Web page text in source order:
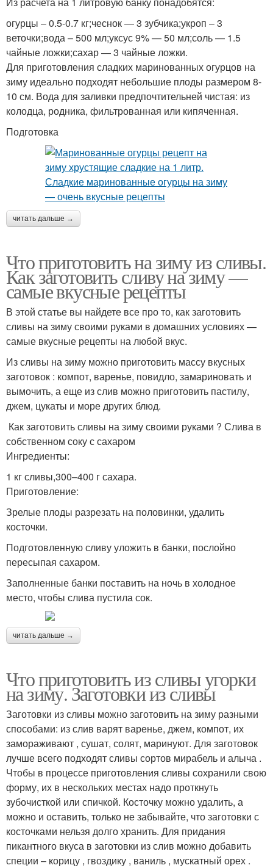
огурцы – 0.5-0.7 кг;чеснок — 3 зубчика;укроп – 3
веточки;вода – 500 мл;уксус 9% — 50 мл;соль — 1.5
чайные ложки;сахар — 3 чайные ложки.
Для приготовления сладких маринованных огурцов на
зиму идеально подходят небольшие плоды размером 8-
10 см. Вода для заливки предпочтительней чистая: из
колодца, родника, фильтрованная или кипяченная.
Подготовка
читать дальше →
Что приготовить на зиму из сливы.
Как заготовить сливу на зиму —
самые вкусные рецепты
В этой статье вы найдете все про то, как заготовить
сливы на зиму своими руками в домашних условиях —
самые вкусные рецепты на любой вкус.
Из сливы на зиму можно приготовить массу вкусных
заготовок : компот, варенье, повидло, замариновать и
вымочить, а еще из слив можно приготовить пастилу,
джем, цукаты и море других блюд.
Как заготовить сливы на зиму своими руками ? Слива в
собственном соку с сахаром
Ингредиенты:
1 кг сливы,300–400 г сахара.
Приготовление:
Зрелые плоды разрезать на половинки, удалить
косточки.
Подготовленную сливу уложить в банки, послойно
пересыпая сахаром.
Заполненные банки поставить на ночь в холодное
место, чтобы слива пустила сок.
читать дальше →
Что приготовить из сливы угорки
на зиму. Заготовки из сливы
Заготовки из сливы можно заготовить на зиму разными
способами: из слив варят варенье, джем, компот, их
замораживают , сушат, солят, маринуют. Для заготовок
лучше всего подходят сливы сортов мирабель и алыча .
Чтобы в процессе приготовления сливы сохранили свою
форму, их в нескольких местах надо проткнуть
зубочисткой или спичкой. Косточку можно удалить, а
можно и оставить, только не забывайте, что заготовки с
косточками нельзя долго хранить. Для придания
пикантного вкуса в заготовки из слив можно добавить
специи – корицу , гвоздику , ваниль , мускатный орех .